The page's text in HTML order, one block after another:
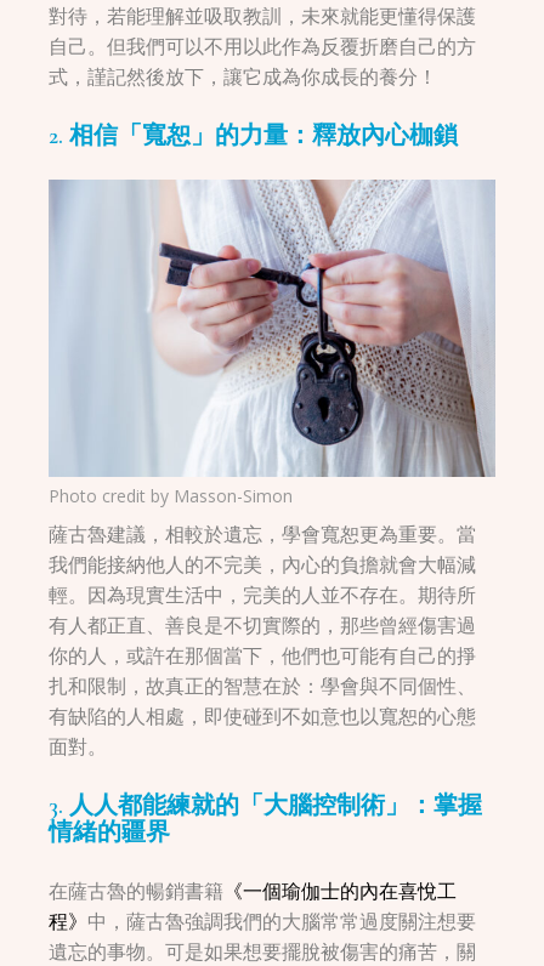
對待，若能理解並吸取教訓，未來就能更懂得保護
自己。但我們可以不用以此作為反覆折磨自己的方
式，謹記然後放下，讓它成為你成長的養分！
2. 相信「寬恕」的力量：釋放內心枷鎖
Photo credit by Masson-Simon
薩古魯建議，相較於遺忘，學會寬恕更為重要。當
我們能接納他人的不完美，內心的負擔就會大幅減
輕。因為現實生活中，完美的人並不存在。期待所
有人都正直、善良是不切實際的，那些曾經傷害過
你的人，或許在那個當下，他們也可能有自己的掙
扎和限制，故真正的智慧在於：學會與不同個性、
有缺陷的人相處，即使碰到不如意也以寬恕的心態
面對。
3. 人人都能練就的「大腦控制術」：掌握
情緒的疆界
在薩古魯的暢銷書籍 《一個瑜伽士的內在喜悅工
程》 中，薩古魯強調我們的大腦常常過度關注想要
遺忘的事物。可是如果想要擺脫被傷害的痛苦，關